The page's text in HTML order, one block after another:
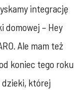
integrację
domowej – Hey
Ale mam też
koniec tego roku
której